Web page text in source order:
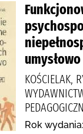
umysłowo
KOŚCIELAK,
Rok